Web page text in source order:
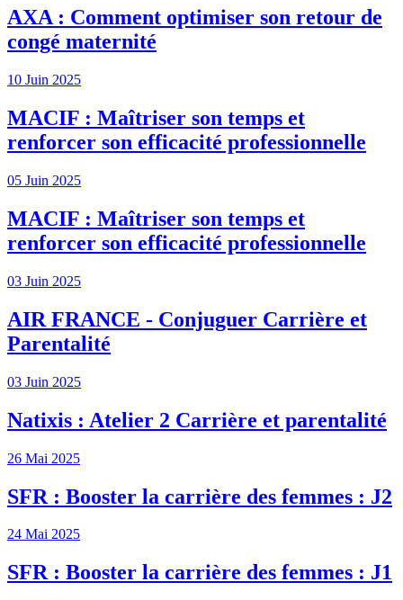
AXA : Comment optimiser son retour de
congé maternité
10 Juin 2025
MACIF : Maîtriser son temps et
renforcer son efficacité professionnelle
05 Juin 2025
MACIF : Maîtriser son temps et
renforcer son efficacité professionnelle
03 Juin 2025
AIR FRANCE - Conjuguer Carrière et
Parentalité
03 Juin 2025
Natixis : Atelier 2 Carrière et parentalité
26 Mai 2025
SFR : Booster la carrière des femmes : J2
24 Mai 2025
SFR : Booster la carrière des femmes : J1